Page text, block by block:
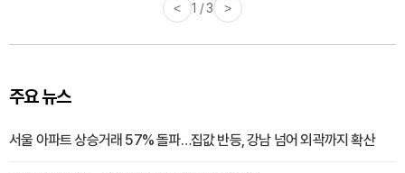
< 1 / 3 >
주요 뉴스
서울 아파트 상승거래 57% 돌파…집값 반등, 강남 넘어 외곽까지 확산